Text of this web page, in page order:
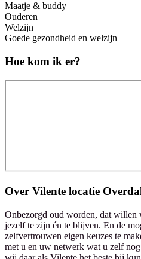
Maatje & buddy
Ouderen
Welzijn
Goede gezondheid en welzijn
Hoe kom ik er?
Over Vilente locatie
Onbezorgd oud worden, dat willen
jezelf te zijn én te blijven. En de
zelfvertrouwen eigen keuzes te
met u en uw netwerk wat u zelf